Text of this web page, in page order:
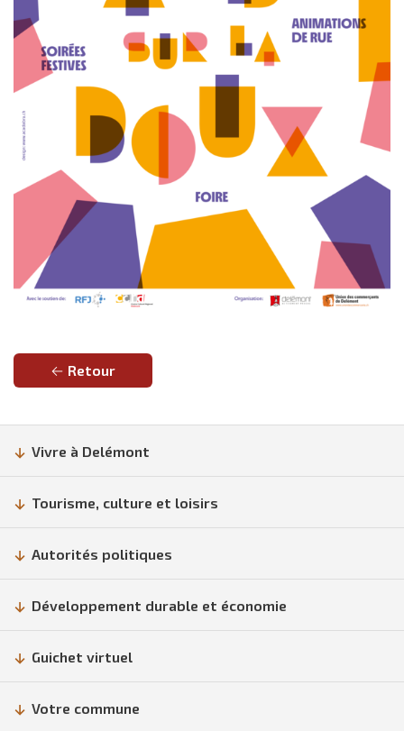
Retour
Vivre à Delémont
Tourisme, culture et loisirs
Autorités politiques
Développement durable et économie
Guichet virtuel
Votre commune